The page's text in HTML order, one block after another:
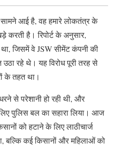
सामने आई है, वह हमारे लोकतंत्र के
करती है। रिपोर्ट के अनुसार,
था, जिसमें वे JSW सीमेंट कंपनी की
रहे थे। यह विरोध पूरी तरह से
के तहत था।
से परेशानी हो रही थी, और
पुलिस बल का सहारा लिया। आज
को हटाने के लिए लाठीचार्ज
बल्कि कई किसानों और महिलाओं को